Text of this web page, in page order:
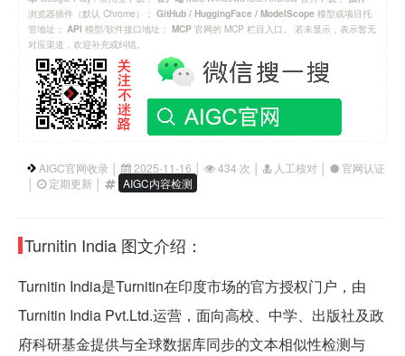
浏览器插件（默认 Chrome）； GitHub / HuggingFace / ModelScope 模型或项目托
管地址； API 模型/软件接口地址； MCP 官网的 MCP 栏目入口。 若未显示，表示暂无
对应渠道，欢迎补充或纠错。
AIGC官网收录 │ 2025-11-16 │ 434 次 │ 人工核对 │
官网认证
│
定期更新 │ AIGC内容检测
Turnitin India 图文介绍：
Turnitin India是Turnitin在印度市场的官方授权门户，由
Turnitin India Pvt.Ltd.运营，面向高校、中学、出版社及政
府科研基金提供与全球数据库同步的文本相似性检测与